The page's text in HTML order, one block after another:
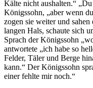
Kälte nicht aushalten.“
Königssohn, „aber wenn
zogen sie weiter und
langen Hals, schaute sich
Sprach der Königssohn
antwortete „ich habe so
Felder, Täler und Berge
kann.“ Der Königssohn
einer fehlte mir noch.“